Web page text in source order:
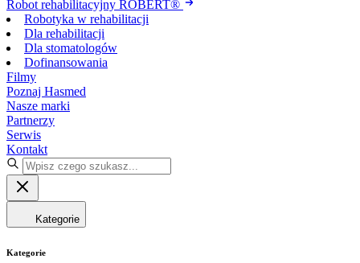
Robot rehabilitacyjny ROBERT®
Robotyka w rehabilitacji
Dla rehabilitacji
Dla stomatologów
Dofinansowania
Filmy
Poznaj Hasmed
Nasze marki
Partnerzy
Serwis
Kontakt
Kategorie
Kategorie